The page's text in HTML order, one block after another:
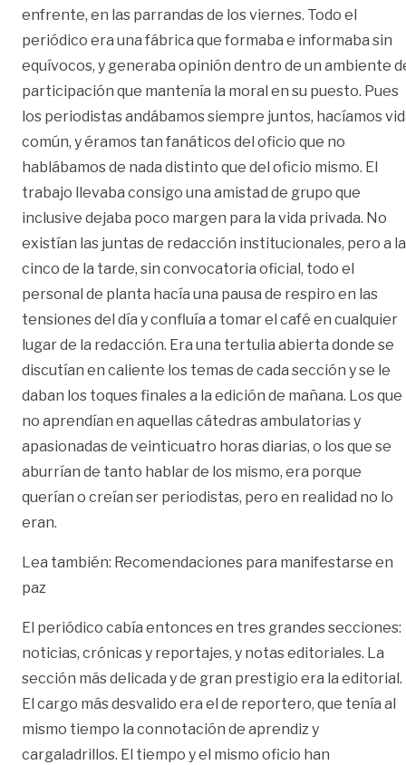
enfrente, en las parrandas de los viernes. Todo el
periódico era una fábrica que formaba e informaba sin
equívocos, y generaba opinión dentro de un ambiente
participación que mantenía la moral en su puesto. Pues
los periodistas andábamos siempre juntos, hacíamos
común, y éramos tan fanáticos del oficio que no
hablábamos de nada distinto que del oficio mismo. El
trabajo llevaba consigo una amistad de grupo que
inclusive dejaba poco margen para la vida privada. No
existían las juntas de redacción institucionales, pero a
cinco de la tarde, sin convocatoria oficial, todo el
personal de planta hacía una pausa de respiro en las
tensiones del día y confluía a tomar el café en cualquier
lugar de la redacción. Era una tertulia abierta donde se
discutían en caliente los temas de cada sección y se le
daban los toques finales a la edición de mañana. Los que
no aprendían en aquellas cátedras ambulatorias y
apasionadas de veinticuatro horas diarias, o los que se
aburrían de tanto hablar de los mismo, era porque
querían o creían ser periodistas, pero en realidad no lo
eran.
Lea también: Recomendaciones para manifestarse en
paz
El periódico cabía entonces en tres grandes secciones:
noticias, crónicas y reportajes, y notas editoriales. La
sección más delicada y de gran prestigio era la editorial.
El cargo más desvalido era el de reportero, que tenía al
mismo tiempo la connotación de aprendiz y
cargaladrillos. El tiempo y el mismo oficio han